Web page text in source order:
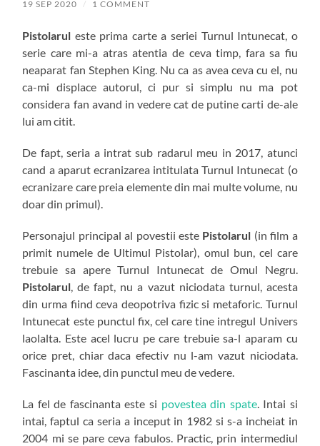
19 SEP 2020 / 1 COMMENT
Pistolarul este prima carte a seriei Turnul Intunecat, o
serie care mi-a atras atentia de ceva timp, fara sa fiu
neaparat fan Stephen King. Nu ca as avea ceva cu el, nu
ca-mi displace autorul, ci pur si simplu nu ma pot
considera fan avand in vedere cat de putine carti de-ale
lui am citit.
De fapt, seria a intrat sub radarul meu in 2017, atunci
cand a aparut ecranizarea intitulata Turnul Intunecat (o
ecranizare care preia elemente din mai multe volume, nu
doar din primul).
Personajul principal al povestii este Pistolarul (in film a
primit numele de Ultimul Pistolar), omul bun, cel care
trebuie sa apere Turnul Intunecat de Omul Negru.
Pistolarul, de fapt, nu a vazut niciodata turnul, acesta
din urma fiind ceva deopotriva fizic si metaforic. Turnul
Intunecat este punctul fix, cel care tine intregul Univers
laolalta. Este acel lucru pe care trebuie sa-l aparam cu
orice pret, chiar daca efectiv nu l-am vazut niciodata.
Fascinanta idee, din punctul meu de vedere.
La fel de fascinanta este si povestea din spate. Intai si
intai, faptul ca seria a inceput in 1982 si s-a incheiat in
2004 mi se pare ceva fabulos. Practic, prin intermediul